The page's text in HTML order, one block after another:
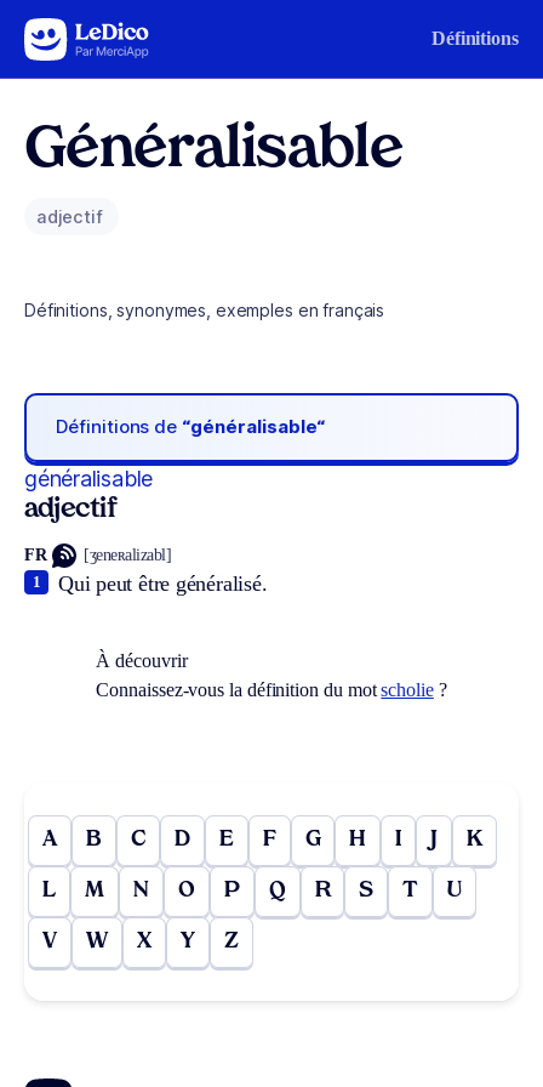
Aller au contenu Définitions
Généralisable
adjectif
Définitions, synonymes, exemples en français
Définitions de “généralisable“
généralisable
adjectif
FR [ʒeneʀalizabl]
Qui peut être généralisé.
1
À découvrir
Connaissez-vous la définition du motscholie?
A B C D E F G H I J K
L M N O P Q R S T U
V W X Y Z